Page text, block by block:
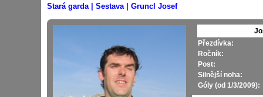
Stará garda | Sestava | Gruncl Josef
Přezdívka:
Ročník:
Post:
Silnější noha:
Góly (od 1/3/2009):